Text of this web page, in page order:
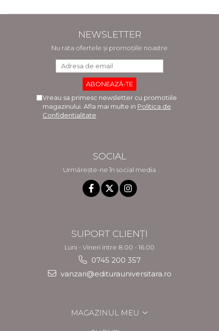
NEWSLETTER
Nu rata ofertele și promoțiile noastre
Vreau sa primesc newsletter cu promotiile
magazinului. Afla mai multe in Politica de
Confidentialitate
SOCIAL
Urmărește-ne în social media
SUPORT CLIENȚI
Luni - Vineri intre 8.00 - 16.00
0745 200 357
vanzari@editurauniversitara.ro
MAGAZINUL MEU